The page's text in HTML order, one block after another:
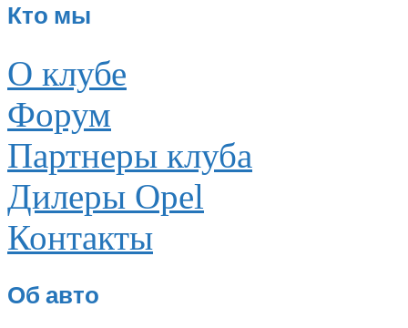
Кто мы
О клубе
Форум
Партнеры клуба
Дилеры Opel
Контакты
Об авто